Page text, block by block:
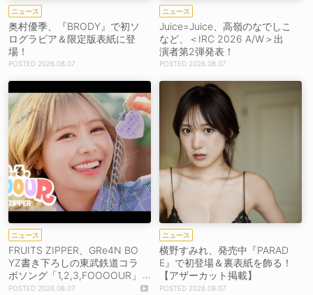
ニュース
奥村優季、『BRODY』で初ソ
ログラビア＆限定版表紙に登
場！
2026.08.07
ニュース
Juice=Juice、高嶺のなでしこ
など、＜IRC 2026 A/W＞出
演者第2弾発表！
2026.08.07
ニュース
FRUITS ZIPPER、GRe4N BO
YZ書き下ろしの東武鉄道コラ
ボソング「1,2,3,FOOOOUR」
をリリース＆MV公開！
2026.08.07
ニュース
横野すみれ、発売中『PARAD
E』で初登場＆裏表紙を飾る！
【アザーカット掲載】
2026.08.07